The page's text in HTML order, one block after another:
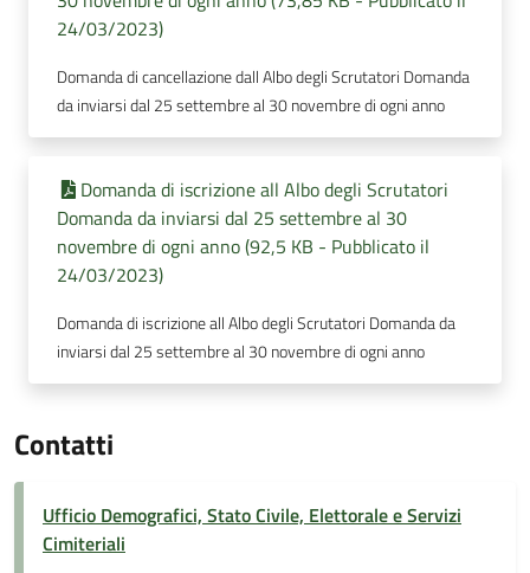
24/03/2023)
Domanda di cancellazione dall Albo degli Scrutatori Domanda
da inviarsi dal 25 settembre al 30 novembre di ogni anno
Domanda di iscrizione all Albo degli Scrutatori
Domanda da inviarsi dal 25 settembre al 30
novembre di ogni anno (92,5 KB - Pubblicato il
24/03/2023)
Domanda di iscrizione all Albo degli Scrutatori Domanda da
inviarsi dal 25 settembre al 30 novembre di ogni anno
Contatti
Ufficio Demografici, Stato Civile, Elettorale e Servizi
Cimiteriali